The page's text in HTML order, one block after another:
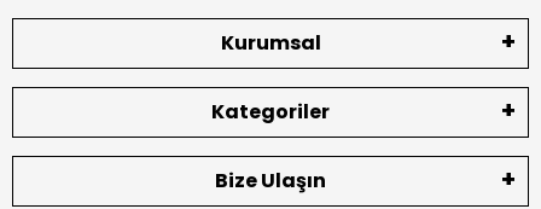
Kurumsal
Kategoriler
Bize Ulaşın